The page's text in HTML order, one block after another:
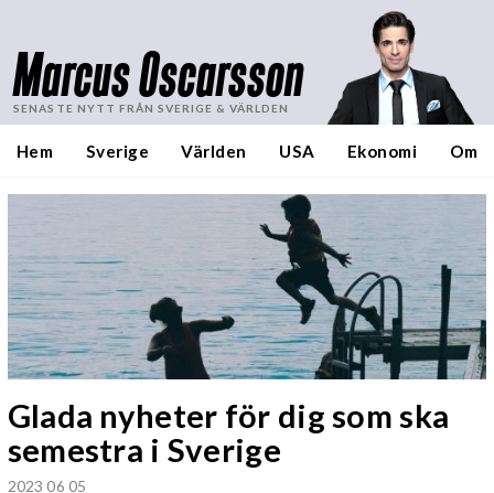
Marcus Oscarsson
SENASTE NYTT FRÅN SVERIGE & VÄRLDEN
Hem Sverige Världen USA Ekonomi Om
Glada nyheter för dig som ska
semestra i Sverige
2023 06 05